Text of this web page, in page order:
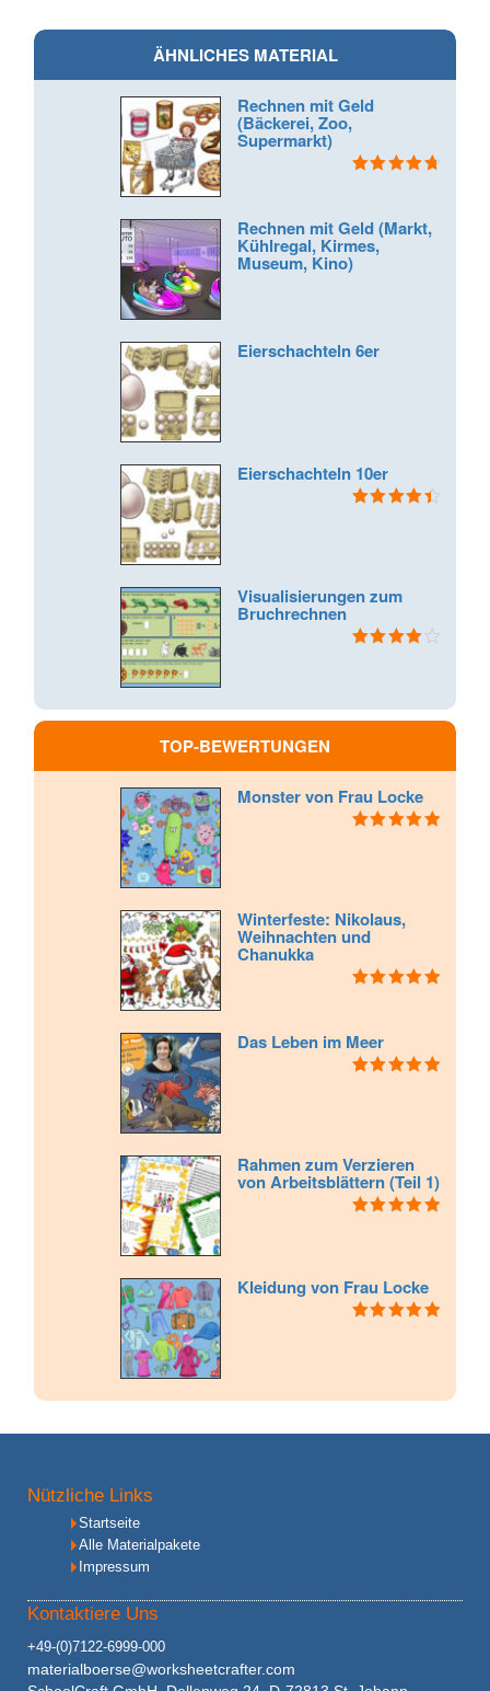
ÄHNLICHES MATERIAL
Rechnen mit Geld
(Bäckerei, Zoo,
Supermarkt)
Rechnen mit Geld (Markt,
Kühlregal, Kirmes,
Museum, Kino)
Eierschachteln 6er
Eierschachteln 10er
Visualisierungen zum
Bruchrechnen
TOP-BEWERTUNGEN
Monster von Frau Locke
Winterfeste: Nikolaus,
Weihnachten und
Chanukka
Das Leben im Meer
Rahmen zum Verzieren
von Arbeitsblättern (Teil 1)
Kleidung von Frau Locke
Nützliche Links
Startseite
Alle Materialpakete
Impressum
Kontaktiere Uns
+49-(0)7122-6999-000
materialboerse@worksheetcrafter.com